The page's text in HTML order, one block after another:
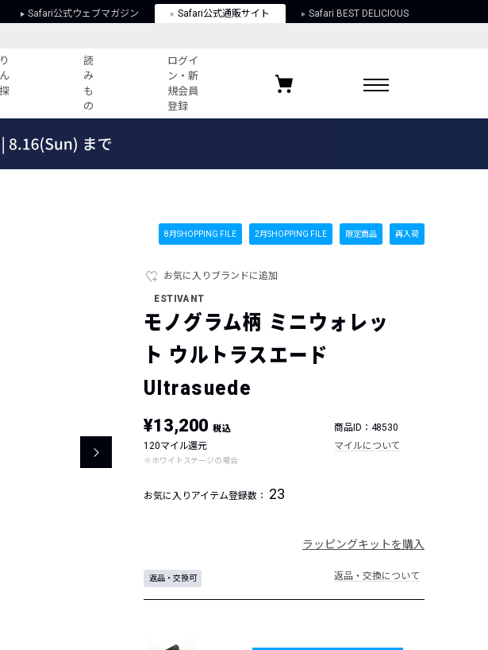
Safari公式ウェブマガジン Safari公式通販サイト Safari BEST DELICIOUS
読
み
も
の
ログイ
ン・新
規会員
登録
特定商取引に関する法律
お気に入りブランド
再入荷
限定商品
2月SHOPPING FILE
8月SHOPPING FILE
お気に入りブランドに追加
ESTIVANT
モノグラム柄 ミニウォレッ
ト ウルトラスエード
Ultrasuede
¥13,200税込
商品ID：48530
120マイル還元
※ホワイトステージの場合
マイルについて
お気に入りアイテム登録数： 23
ラッピングキットを購入
返品・交換可 返品・交換について